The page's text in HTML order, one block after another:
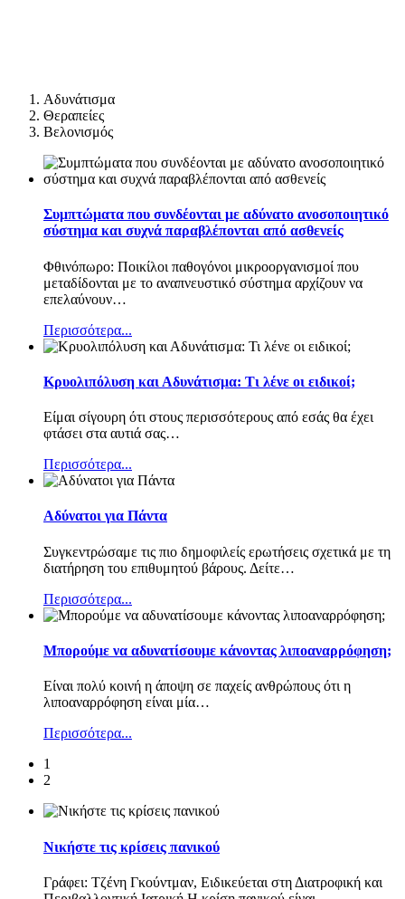
Αδυνάτισμα
Θεραπείες
Βελονισμός
Συμπτώματα που συνδέονται με αδύνατο ανοσοποιητικό
σύστημα και συχνά παραβλέπονται από ασθενείς
Φθινόπωρο: Ποικίλοι παθογόνοι μικροοργανισμοί που
μεταδίδονται με το αναπνευστικό σύστημα αρχίζουν να
επελαύνουν…
Περισσότερα...
Κρυολιπόλυση και Αδυνάτισμα: Τι λένε οι ειδικοί;
Είμαι σίγουρη ότι στους περισσότερους από εσάς θα έχει
φτάσει στα αυτιά σας…
Περισσότερα...
Αδύνατοι για Πάντα
Συγκεντρώσαμε τις πιο δημοφιλείς ερωτήσεις σχετικά με τη
διατήρηση του επιθυμητού βάρους. Δείτε…
Περισσότερα...
Μπορούμε να αδυνατίσουμε κάνοντας λιποαναρρόφηση;
Είναι πολύ κοινή η άποψη σε παχείς ανθρώπους ότι η
λιποαναρρόφηση είναι μία…
Περισσότερα...
1
2
Νικήστε τις κρίσεις πανικού
Γράφει: Τζένη Γκούντμαν, Ειδικεύεται στη Διατροφική και